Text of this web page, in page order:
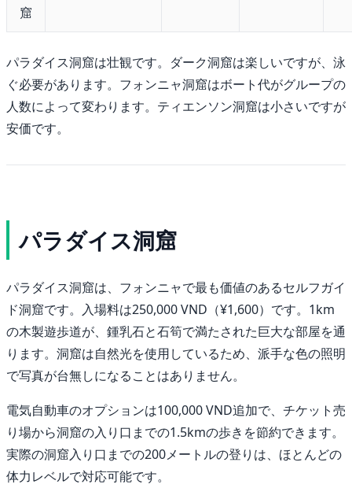
窟
パラダイス洞窟は壮観です。ダーク洞窟は楽しいですが、泳
ぐ必要があります。フォンニャ洞窟はボート代がグループの
人数によって変わります。ティエンソン洞窟は小さいですが
安価です。
パラダイス洞窟
パラダイス洞窟は、フォンニャで最も価値のあるセルフガイ
ド洞窟です。入場料は250,000 VND（¥1,600）です。1km
の木製遊歩道が、鍾乳石と石筍で満たされた巨大な部屋を通
ります。洞窟は自然光を使用しているため、派手な色の照明
で写真が台無しになることはありません。
電気自動車のオプションは100,000 VND追加で、チケット売
り場から洞窟の入り口までの1.5kmの歩きを節約できます。
実際の洞窟入り口までの200メートルの登りは、ほとんどの
体力レベルで対応可能です。